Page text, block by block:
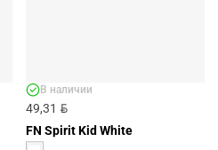
49,31 BYN
В наличии
FN Spirit Kid White